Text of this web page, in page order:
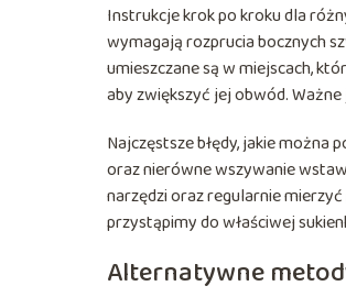
Instrukcje krok po kroku dla
wymagają rozprucia bocznych
umieszczane są w miejscach,
aby zwiększyć jej obwód.
Najczęstsze błędy, jakie można
oraz nierówne wszywanie
narzędzi oraz regularnie
przystąpimy do właściwej
Alternatywne